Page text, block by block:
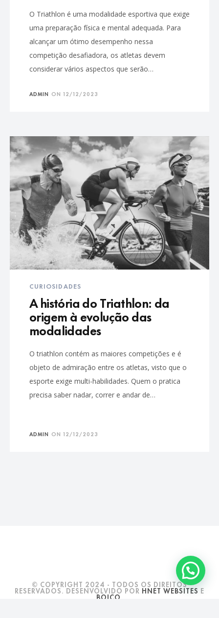
O Triathlon é uma modalidade esportiva que exige
uma preparação física e mental adequada. Para
alcançar um ótimo desempenho nessa
competição desafiadora, os atletas devem
considerar vários aspectos que serão…
ADMIN ON 12/12/2023
CURIOSIDADES
A história do Triathlon: da
origem à evolução das
modalidades
O triathlon contém as maiores competições e é
objeto de admiração entre os atletas, visto que o
esporte exige multi-habilidades. Quem o pratica
precisa saber nadar, correr e andar de…
ADMIN ON 12/12/2023
© COPYRIGHT 2024 - TODOS OS DIREITOS
RESERVADOS. DESENVOLVIDO POR HNET WEBSITES E
BOICO